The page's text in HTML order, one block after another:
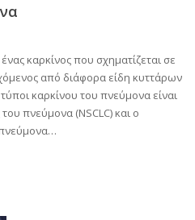
καρκίνος που σχηματίζεται σε
από διάφορα είδη κυττάρων
καρκίνου του πνεύμονα είναι
πνεύμονα (NSCLC) και o
πνεύμονα…